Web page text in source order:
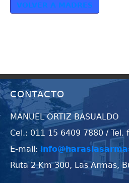
VOLVER A MADRES
CONTACTO
MANUEL ORTIZ BASUALDO
Cel.: 011 15 6409 7880 / Tel.
E-mail:
Ruta 2 Km 300, Las Armas,